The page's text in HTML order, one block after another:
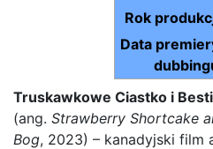
Rok
Data
Truskawkowe Ciastko i
(ang. Strawberry Shortcake
Bog, 2023) – kanadyjski film